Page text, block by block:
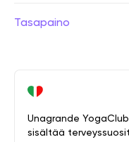
Tasapaino
Unagrande
sisältää